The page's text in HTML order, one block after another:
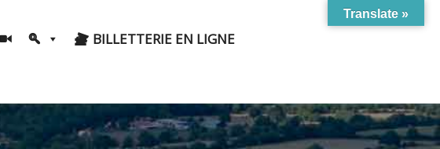
BILLETTERIE EN LIGNE
Translate »